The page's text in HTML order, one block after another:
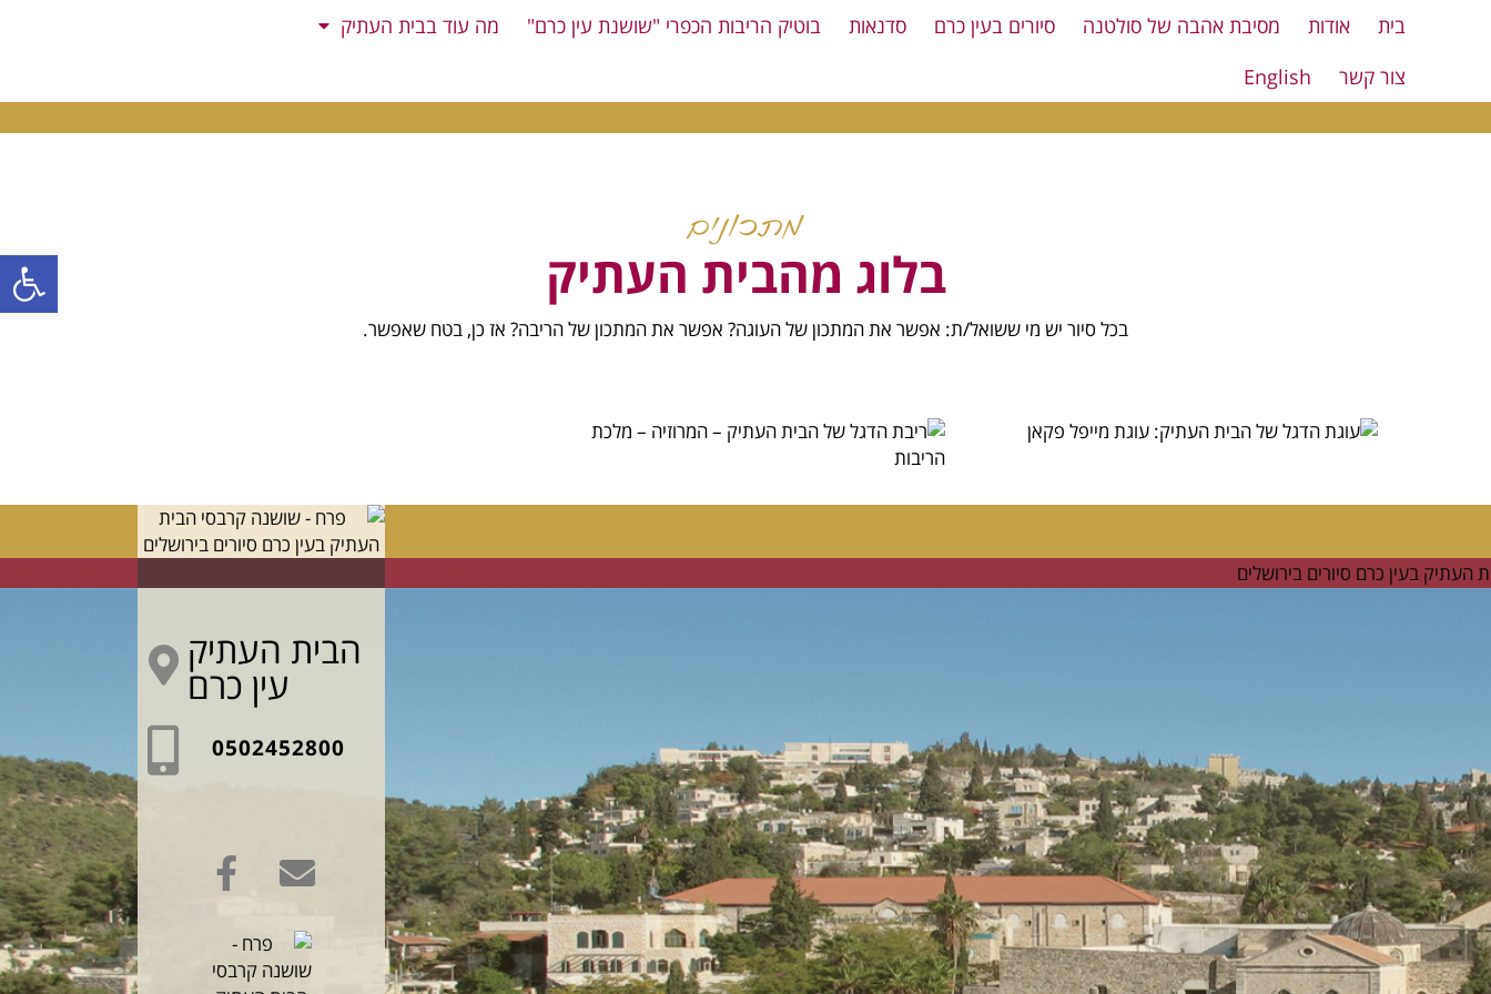
פתח
בית אודות מסיבת אהבה של סולטנה סיורים בעין כרם סדנאות בוטיק הריבות הכפרי "שושנת עין כרם"
מה עוד בבית העתיק
צור קשר
English
מתכונים
בלוג מהבית העתיק
בכל סיור יש מי ששואל/ת: אפשר את המתכון של העוגה? אפשר את המתכון של הריבה? אז כן, בטח שאפשר.
מלכת הריבות
הבית העתיק
עין כרם
0502452800